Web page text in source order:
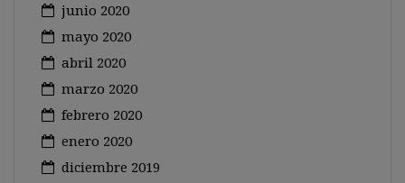
junio 2020
mayo 2020
abril 2020
marzo 2020
febrero 2020
enero 2020
diciembre 2019